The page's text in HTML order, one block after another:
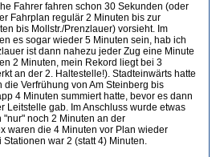
Fahrer fahren schon 30 Sekunden (oder
Fahrplan regulär 2 Minuten bis zur
bis Mollstr./Prenzlauer) vorsieht. Im
es sogar wieder 5 Minuten sein, hab ich
ist dann nahezu jeder Zug eine Minute
2 Minuten, mein Rekord liegt bei 3
an der 2. Haltestelle!). Stadteinwärts hatte
Verfrühung von Am Steinberg bis
4 Minuten summiert hatte, bevor es dann
Leitstelle gab. Im Anschluss wurde etwas
noch 2 Minuten an der
waren die 4 Minuten vor Plan wieder
war 2 (statt 4) Minuten.